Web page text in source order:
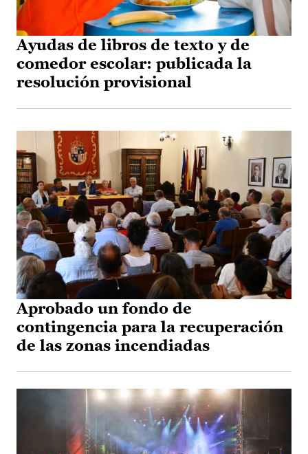
Ayudas de libros de texto y de
comedor escolar: publicada la
resolución provisional
Aprobado un fondo de
contingencia para la recuperación
de las zonas incendiadas